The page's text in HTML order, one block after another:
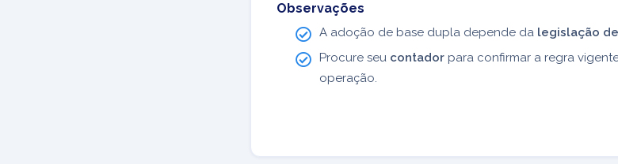
Observações
A adoção de base dupla depende da legislação
Procure seu contador para confirmar a regra
operação.